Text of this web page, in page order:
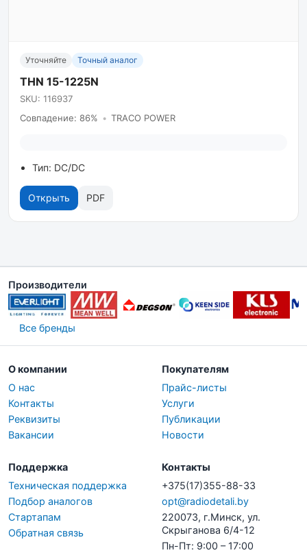
Уточняйте Точный аналог
THN 15-1225N
SKU: 116937
Совпадение: 86% • TRACO POWER
Тип: DC/DC
Открыть PDF
Производители
Все бренды
О компании
О нас
Контакты
Реквизиты
Вакансии
Покупателям
Прайс-листы
Услуги
Публикации
Новости
Поддержка
Техническая поддержка
Подбор аналогов
Стартапам
Обратная связь
Контакты
+375(17)355-88-33
opt@radiodetali.by
220073, г.Минск, ул.
Скрыганова 6/4-12
Пн-Пт: 9:00 – 17:00